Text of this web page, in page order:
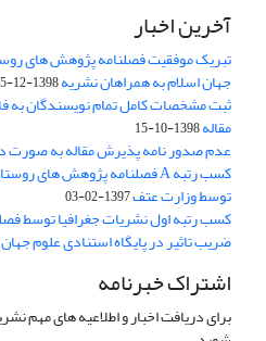
آخرین اخبار
تبریک موفقیت فصلنامه پژوهش های
جهان اسلام به همراهان نشریه1398-12-15
ثبت مشخصات کامل تمام نویسندگان به
مقاله1398-10-15
عدم صدور نامه پذیرش مقاله به
توسط وزارت عتف1397-02-03
کسب رتبه اول نشریات جغرافیا توسط
ضریب تاثیر در پایگاه استنادی علوم
اشتراک خبرنامه
برای دریافت اخبار و اطلاعیه های مهم